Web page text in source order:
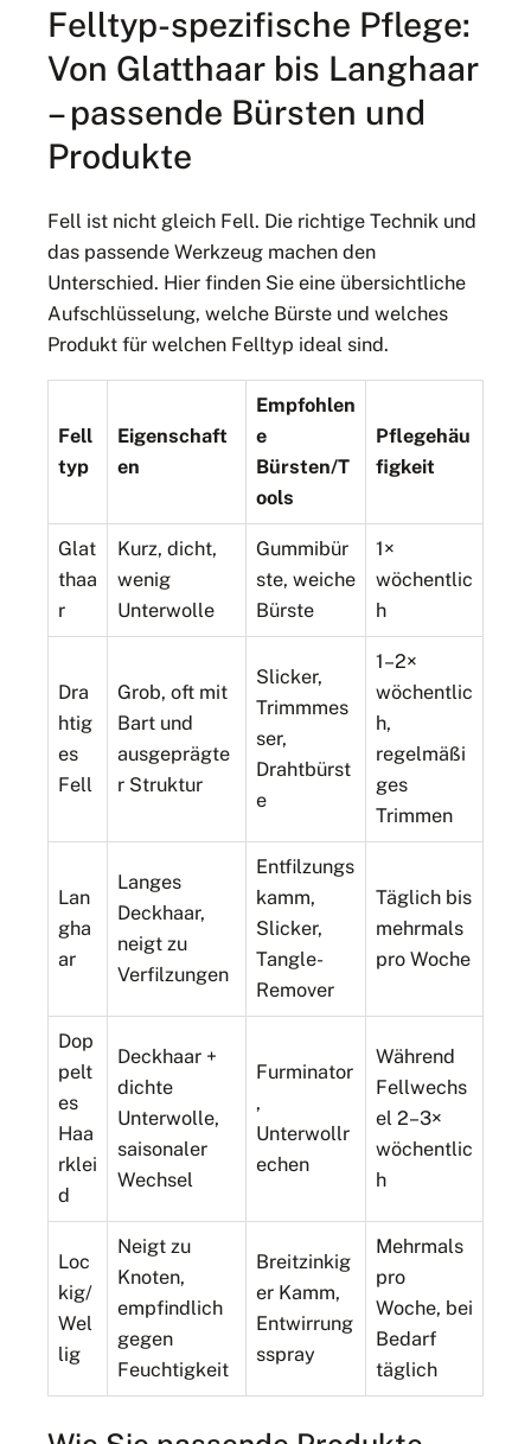
Felltyp-spezifische Pflege:
Von Glatthaar bis Langhaar
– passende Bürsten und
Produkte
Fell ist nicht gleich Fell. Die richtige Technik und
das passende Werkzeug machen den
Unterschied. Hier finden Sie eine übersichtliche
Aufschlüsselung, welche Bürste und welches
Produkt für welchen Felltyp ideal sind.
Fell
typ
Eigenschaft
en
Empfohlen
e
Bürsten/T
ools
Pflegehäu
figkeit
Glat
thaa
r
Kurz, dicht,
wenig
Unterwolle
Gummibür
ste, weiche
Bürste
1×
wöchentlic
h
Dra
htig
es
Fell
Grob, oft mit
Bart und
ausgeprägte
r Struktur
Slicker,
Trimmmes
ser,
Drahtbürst
e
1–2×
wöchentlic
h,
regelmäßi
ges
Trimmen
Lan
gha
ar
Langes
Deckhaar,
neigt zu
Verfilzungen
Entfilzungs
kamm,
Slicker,
Tangle-
Remover
Täglich bis
mehrmals
pro Woche
Dop
pelt
es
Haa
rklei
d
Deckhaar +
dichte
Unterwolle,
saisonaler
Wechsel
Furminator
,
Unterwollr
echen
Während
Fellwechs
el 2–3×
wöchentlic
h
Loc
kig/
Wel
lig
Neigt zu
Knoten,
empfindlich
gegen
Feuchtigkeit
Breitzinkig
er Kamm,
Entwirrung
sspray
Mehrmals
pro
Woche, bei
Bedarf
täglich